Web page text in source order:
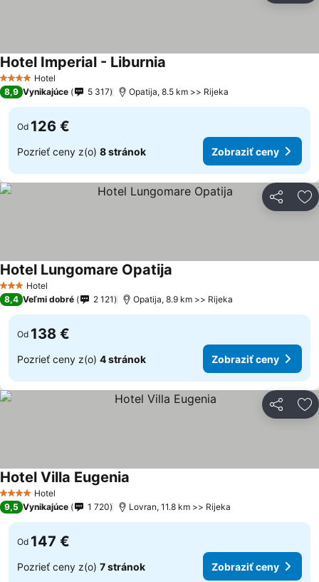
4 Počet hviezdičiek
Hotel
Hotel Imperial - Liburnia
8,9 Vynikajúce 5 317 Opatija, 8.5 km >> Rijeka
Od 126 €
Pozrieť ceny z(o) 8 stránok Zobraziť ceny
Zdieľať
3 Počet hviezdičiek
Hotel
Hotel Lungomare Opatija
8,4 Veľmi dobré 2 121 Opatija, 8.9 km >> Rijeka
Od 138 €
Pozrieť ceny z(o) 4 stránok Zobraziť ceny
Zdieľať
4 Počet hviezdičiek
Hotel
Hotel Villa Eugenia
9,5 Vynikajúce 1 720 Lovran, 11.8 km >> Rijeka
Od 147 €
Pozrieť ceny z(o) 7 stránok Zobraziť ceny